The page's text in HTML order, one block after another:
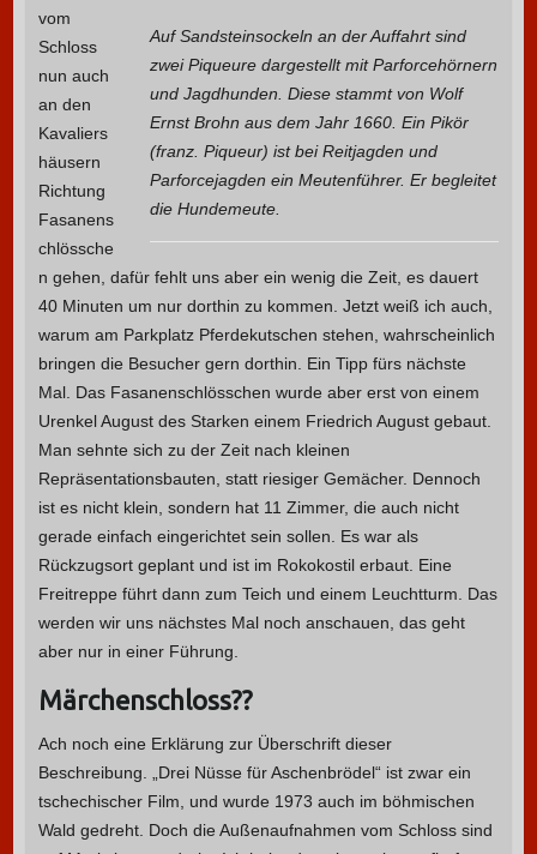
Auf Sandsteinsockeln an der Auffahrt sind
zwei Piqueure dargestellt mit Parforcehörnern
und Jagdhunden. Diese stammt von Wolf
Ernst Brohn aus dem Jahr 1660. Ein Pikör
(franz. Piqueur) ist bei Reitjagden und
Parforcejagden ein Meutenführer. Er begleitet
die Hundemeute.
vom
Schloss
nun auch
an den
Kavaliers
häusern
Richtung
Fasanens
chlössche
n gehen, dafür fehlt uns aber ein wenig die Zeit, es dauert
40 Minuten um nur dorthin zu kommen. Jetzt weiß ich auch,
warum am Parkplatz Pferdekutschen stehen, wahrscheinlich
bringen die Besucher gern dorthin. Ein Tipp fürs nächste
Mal. Das Fasanenschlösschen wurde aber erst von einem
Urenkel August des Starken einem Friedrich August gebaut.
Man sehnte sich zu der Zeit nach kleinen
Repräsentationsbauten, statt riesiger Gemächer. Dennoch
ist es nicht klein, sondern hat 11 Zimmer, die auch nicht
gerade einfach eingerichtet sein sollen. Es war als
Rückzugsort geplant und ist im Rokokostil erbaut. Eine
Freitreppe führt dann zum Teich und einem Leuchtturm. Das
werden wir uns nächstes Mal noch anschauen, das geht
aber nur in einer Führung.
Märchenschloss??
Ach noch eine Erklärung zur Überschrift dieser
Beschreibung. „Drei Nüsse für Aschenbrödel“ ist zwar ein
tschechischer Film, und wurde 1973 auch im böhmischen
Wald gedreht. Doch die Außenaufnahmen vom Schloss sind